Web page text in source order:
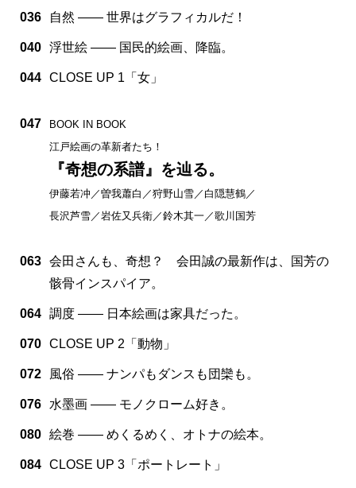
036 自然 —— 世界はグラフィカルだ！
040 浮世絵 —— 国民的絵画、降臨。
044 CLOSE UP 1「女」
047
BOOK IN BOOK
江戸絵画の革新者たち！
『奇想の系譜』を辿る。
伊藤若冲／曽我蕭白／狩野山雪／白隠慧鶴／
長沢芦雪／岩佐又兵衛／鈴木其一／歌川国芳
063 会田さんも、奇想？ 会田誠の最新作は、国芳の
骸骨インスパイア。
064 調度 —— 日本絵画は家具だった。
070 CLOSE UP 2「動物」
072 風俗 —— ナンパもダンスも団欒も。
076 水墨画 —— モノクローム好き。
080 絵巻 —— めくるめく、オトナの絵本。
084 CLOSE UP 3「ポートレート」